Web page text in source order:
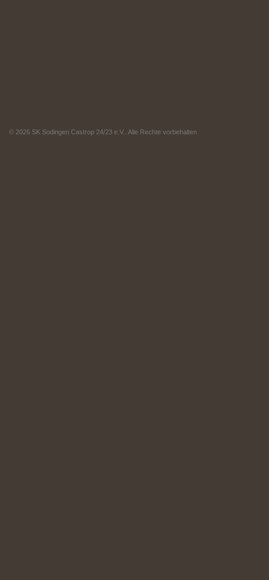
© 2026 SK Sodingen Castrop 24/23 e.V.. Alle Rechte vorbehalten